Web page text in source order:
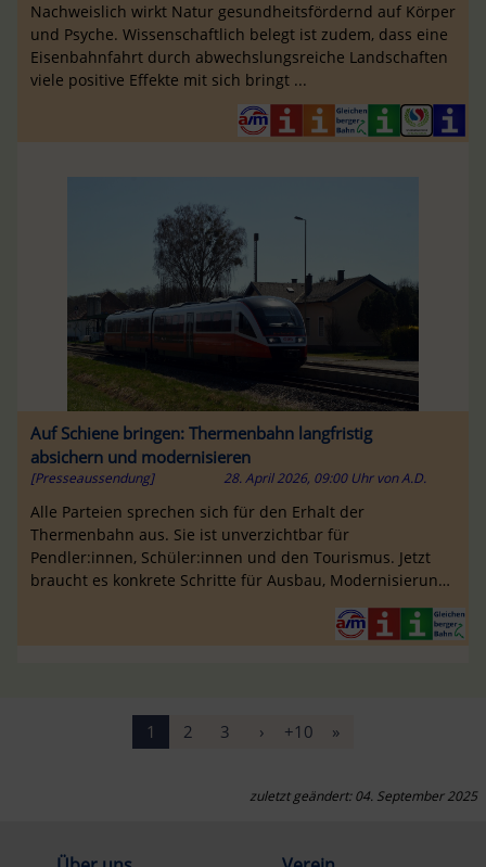
Nachweislich wirkt Natur gesundheitsfördernd auf Körper
und Psyche. Wissenschaftlich belegt ist zudem, dass eine
Eisenbahnfahrt durch abwechslungsreiche Landschaften
viele positive Effekte mit sich bringt ...
Auf Schiene bringen: Thermenbahn langfristig
absichern und modernisieren
[Presseaussendung] 28. April 2026, 09:00 Uhr vonA.D.
Alle Parteien sprechen sich für den Erhalt der
Thermenbahn aus. Sie ist unverzichtbar für
Pendler:innen, Schüler:innen und den Tourismus. Jetzt
braucht es konkrete Schritte für Ausbau, Modernisierung
1 2 3 › +10 »
zuletzt geändert: 04. September 2025